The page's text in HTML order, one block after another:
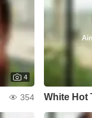
4
354